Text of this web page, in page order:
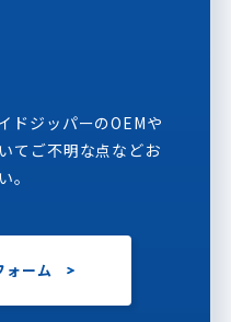
ドジッパーのOEMや
てご不明な点などお
。
ォーム